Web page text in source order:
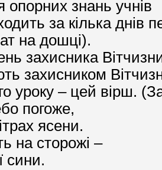
опорних знань учнів
за кілька днів
на дошці).
захисника
захисником
уроку – цей вірш.
погоже,
ясени.
на сторожі –
сини.